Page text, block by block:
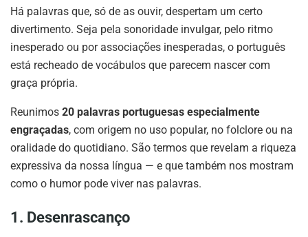
Há palavras que, só de as ouvir, despertam um certo
divertimento. Seja pela sonoridade invulgar, pelo ritmo
inesperado ou por associações inesperadas, o português
está recheado de vocábulos que parecem nascer com
graça própria.
Reunimos 20 palavras portuguesas especialmente
engraçadas, com origem no uso popular, no folclore ou na
oralidade do quotidiano. São termos que revelam a riqueza
expressiva da nossa língua — e que também nos mostram
como o humor pode viver nas palavras.
1. Desenrascanço